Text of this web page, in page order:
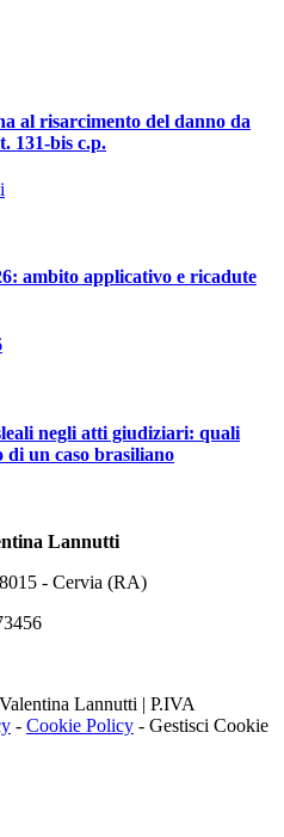
al risarcimento del danno da
131-bis c.p.
ambito applicativo e ricadute
negli atti giudiziari: quali
di un caso brasiliano
Lannutti
- Cervia (RA)
Lannutti | P.IVA
- Cookie Policy - Gestisci Cookie